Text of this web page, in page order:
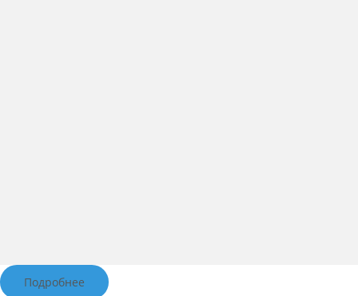
Подробнее